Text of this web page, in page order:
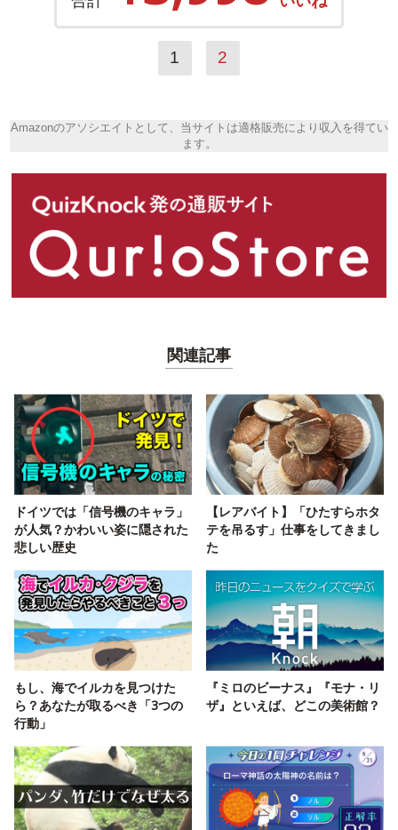
1 2
Amazonのアソシエイトとして、当サイトは適格販売により収入を得てい
ます。
関連記事
ドイツでは「信号機のキャラ」
が人気？かわいい姿に隠された
悲しい歴史
【レアバイト】「ひたすらホタ
テを吊るす」仕事をしてきまし
た
もし、海でイルカを見つけた
ら？あなたが取るべき「3つの
行動」
『ミロのビーナス』『モナ・リ
ザ』といえば、どこの美術館？